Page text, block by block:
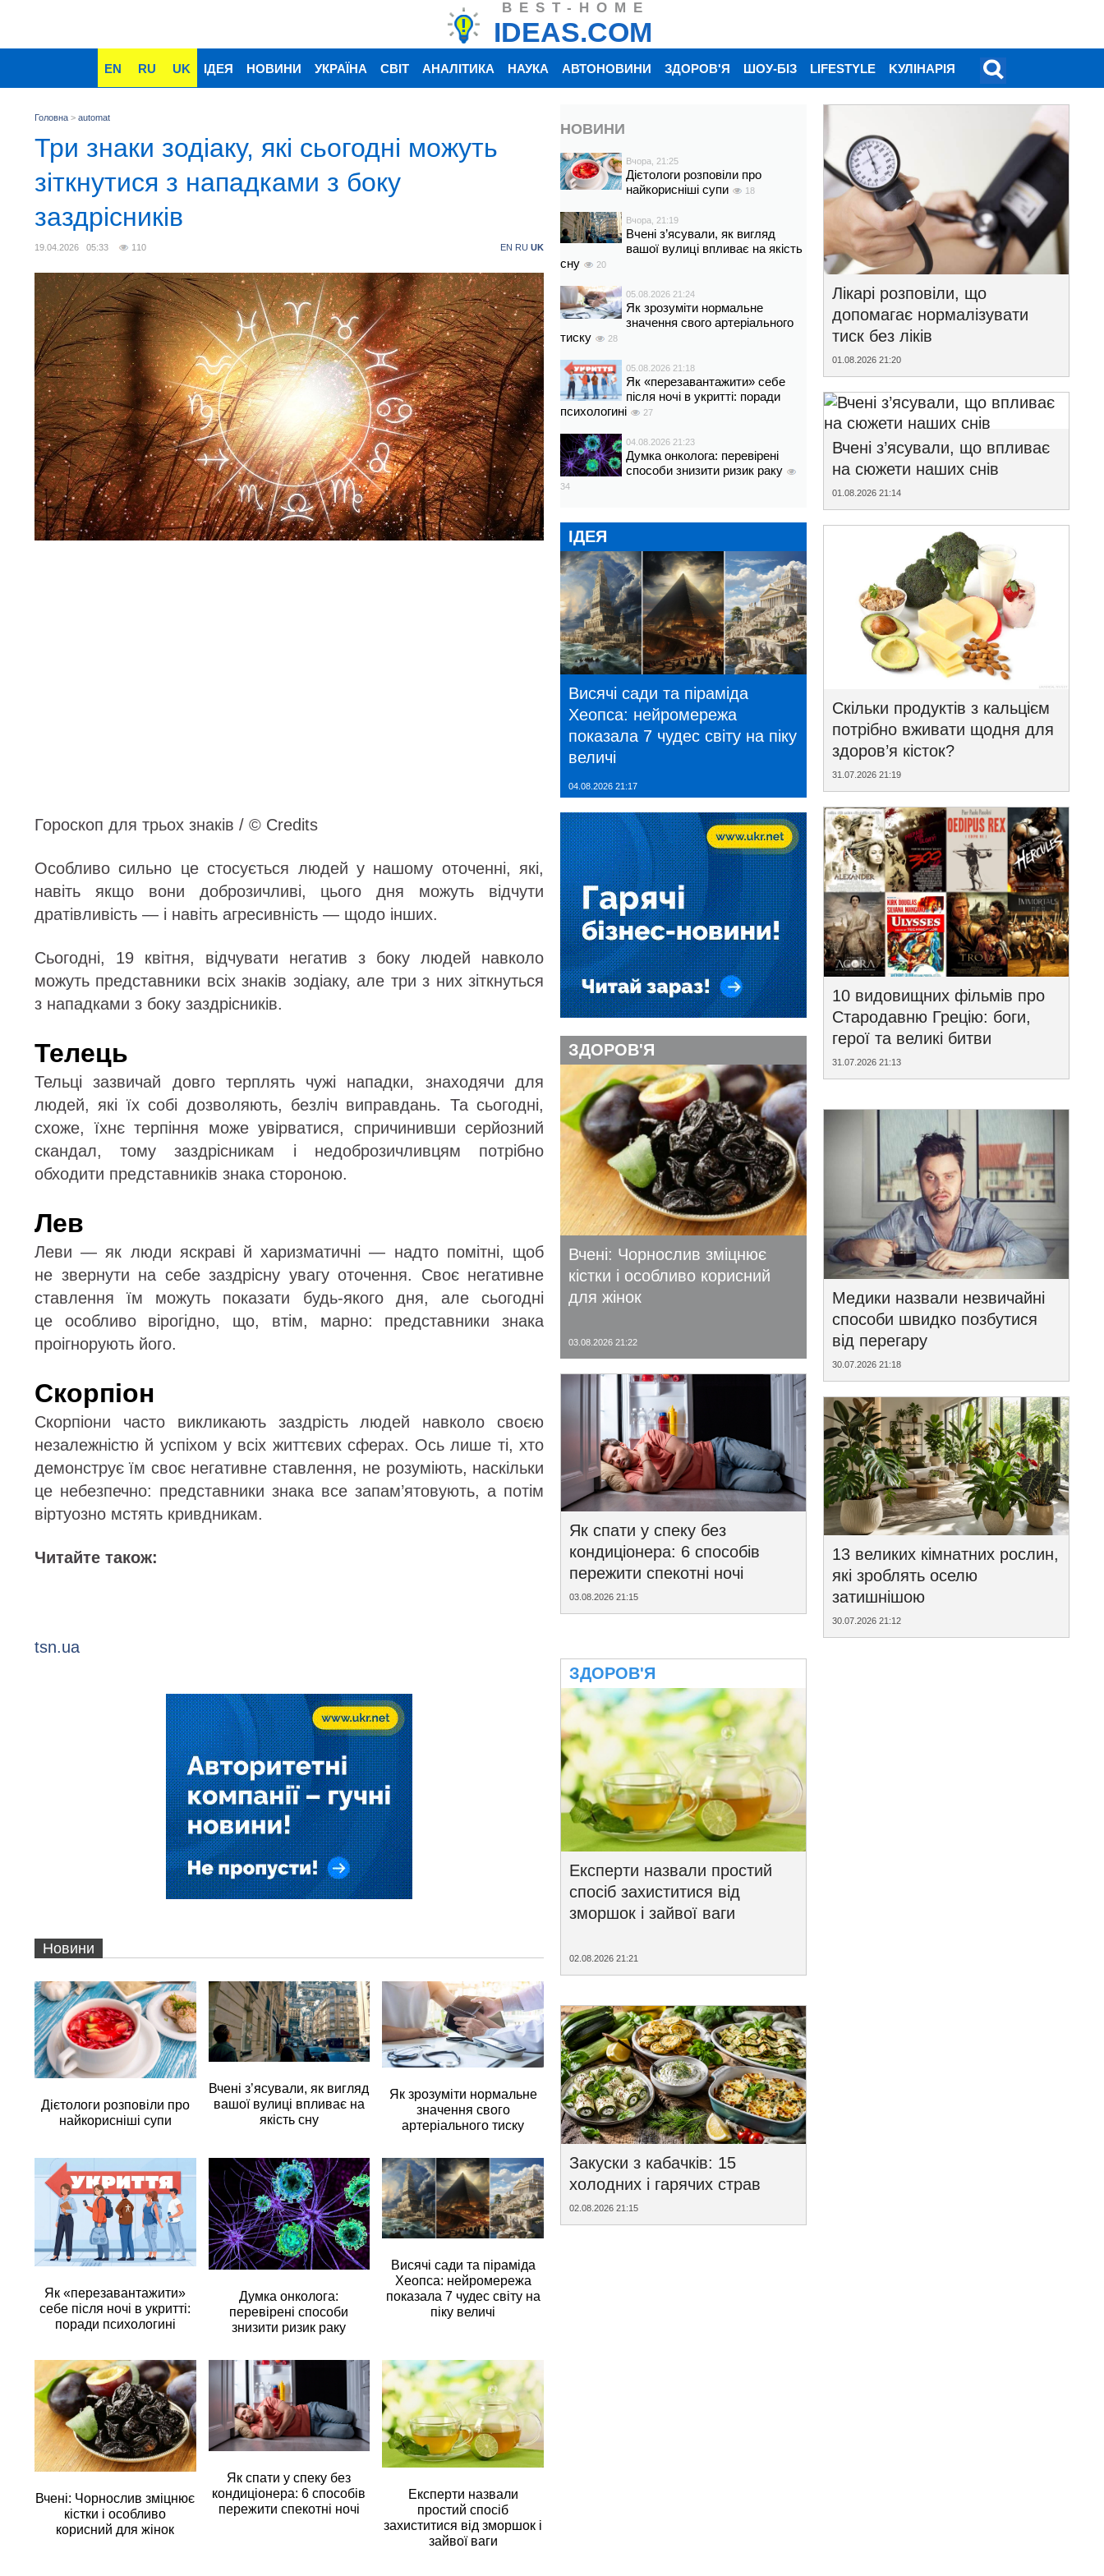
BEST-HOME
IDEAS.COM
EN RU UK ІДЕЯ НОВИНИ УКРАЇНА СВІТ АНАЛІТИКА НАУКА АВТОНОВИНИ ЗДОРОВ'Я ШОУ-БІЗ LIFESTYLE KУЛІНАРІЯ
Головна > automat
Три знаки зодіаку, які сьогодні можуть
зіткнутися з нападками з боку
заздрісників
19.04.2026 05:33 110 EN RU UK
Гороскоп для трьох знаків / © Credits
Особливо сильно це стосується людей у нашому оточенні, які,
навіть якщо вони доброзичливі, цього дня можуть відчути
дратівливість — і навіть агресивність — щодо інших.
Сьогодні, 19 квітня, відчувати негатив з боку людей навколо
можуть представники всіх знаків зодіаку, але три з них зіткнуться
з нападками з боку заздрісників.
Телець
Тельці зазвичай довго терплять чужі нападки, знаходячи для
людей, які їх собі дозволяють, безліч виправдань. Та сьогодні,
схоже, їхнє терпіння може увірватися, спричинивши серйозний
скандал, тому заздрісникам і недоброзичливцям потрібно
обходити представників знака стороною.
Лев
Леви — як люди яскраві й харизматичні — надто помітні, щоб
не звернути на себе заздрісну увагу оточення. Своє негативне
ставлення їм можуть показати будь-якого дня, але сьогодні
це особливо вірогідно, що, втім, марно: представники знака
проігнорують його.
Скорпіон
Скорпіони часто викликають заздрість людей навколо своєю
незалежністю й успіхом у всіх життєвих сферах. Ось лише ті, хто
демонструє їм своє негативне ставлення, не розуміють, наскільки
це небезпечно: представники знака все запам’ятовують, а потім
віртуозно мстять кривдникам.
Читайте також:
tsn.ua
Новини
Дієтологи розповіли про
найкорисніші супи
Вчені з’ясували, як вигляд
вашої вулиці впливає на
якість сну
Як зрозуміти нормальне
значення свого
артеріального тиску
Як «перезавантажити»
себе після ночі в укритті:
поради психологині
Думка онколога:
перевірені способи
знизити ризик раку
Висячі сади та піраміда
Хеопса: нейромережа
показала 7 чудес світу на
піку величі
Вчені: Чорнослив зміцнює
кістки і особливо
корисний для жінок
Як спати у спеку без
кондиціонера: 6 способів
пережити спекотні ночі
Експерти назвали
простий спосіб
захиститися від зморшок і
зайвої ваги
НОВИНИ
Вчора, 21:25
Дієтологи розповіли про
найкорисніші супи
18
Вчора, 21:19
Вчені з’ясували, як вигляд
вашої вулиці впливає на якість
сну
20
05.08.2026 21:24
Як зрозуміти нормальне
значення свого артеріального
тиску
28
05.08.2026 21:18
Як «перезавантажити» себе
після ночі в укритті: поради
психологині
27
04.08.2026 21:23
Думка онколога: перевірені
способи знизити ризик раку
34
ІДЕЯ
Висячі сади та піраміда
Хеопса: нейромережа
показала 7 чудес світу на піку
величі
04.08.2026 21:17
ЗДОРОВ'Я
Вчені: Чорнослив зміцнює
кістки і особливо корисний
для жінок
03.08.2026 21:22
Як спати у спеку без
кондиціонера: 6 способів
пережити спекотні ночі
03.08.2026 21:15
ЗДОРОВ'Я
Експерти назвали простий
спосіб захиститися від
зморшок і зайвої ваги
02.08.2026 21:21
Закуски з кабачків: 15
холодних і гарячих страв
02.08.2026 21:15
Лікарі розповіли, що
допомагає нормалізувати
тиск без ліків
01.08.2026 21:20
Вчені з’ясували, що впливає
на сюжети наших снів
01.08.2026 21:14
Скільки продуктів з кальцієм
потрібно вживати щодня для
здоров’я кісток?
31.07.2026 21:19
10 видовищних фільмів про
Стародавню Грецію: боги,
герої та великі битви
31.07.2026 21:13
Медики назвали незвичайні
способи швидко позбутися
від перегару
30.07.2026 21:18
13 великих кімнатних рослин,
які зроблять оселю
затишнішою
30.07.2026 21:12